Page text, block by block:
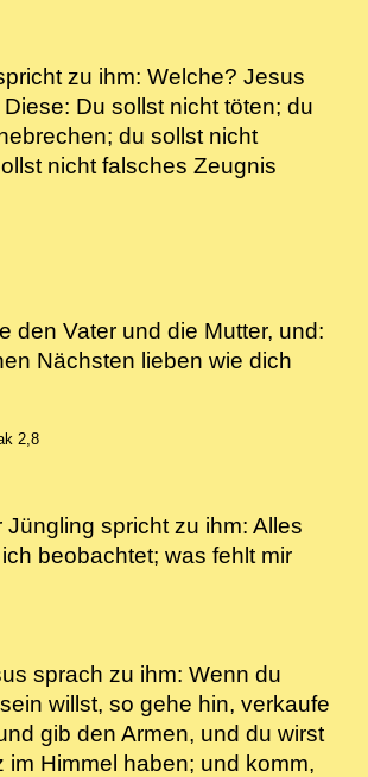
zu ihm: Welche? Jesus
Du sollst nicht töten; du
du sollst nicht
nicht falsches Zeugnis
den Vater und die Mutter, und:
Nächsten lieben wie dich
2,8
Jüngling spricht zu ihm: Alles
beobachtet; was fehlt mir
sprach zu ihm: Wenn du
willst, so gehe hin, verkaufe
gib den Armen, und du wirst
im Himmel haben; und komm,